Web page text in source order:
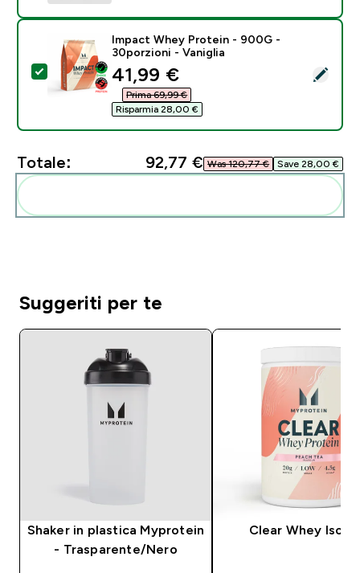
Seleziona questo prodotto - Impact Whey Protein -
Impact Whey Protein - 900G -
30porzioni - Vaniglia
discounted price
41,99 €‎
Prima 69,99 €‎
Risparmia 28,00 €‎
Totale: 92,77 €‎ Was 120,77 €‎ Save 28,00 €‎
Suggeriti per te
Shaker in plastica Myprotein
- Trasparente/Nero
Clear Whey